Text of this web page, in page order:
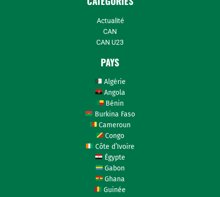
Actualité
CAN
CAN U23
PAYS
Algérie
Angola
Bénin
Burkina Faso
Cameroun
Congo
Côte d’Ivoire
Égypte
Gabon
Ghana
Guinée